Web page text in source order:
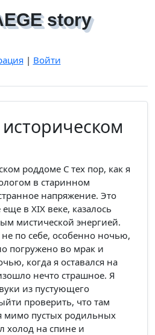
story
| Войти
роддоме С тех пор, как я
в старинном
напряжение. Это
в XIX веке, казалось
мистической энергией.
не по себе, особенно ночью,
погружено во мрак и
когда я оставался на
нечто страшное. Я
из пустующего
проверить, что там
мимо пустых родильных
холод на спине и